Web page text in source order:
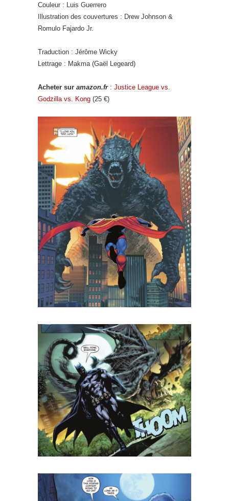
Couleur : Luis Guerrero
Illustration des couvertures : Drew Johnson &
Romulo Fajardo Jr.
Traduction : Jérôme Wicky
Lettrage : Makma (Gaël Legeard)
Acheter sur amazon.fr: Justice League vs.
Godzilla vs. Kong (25 €)